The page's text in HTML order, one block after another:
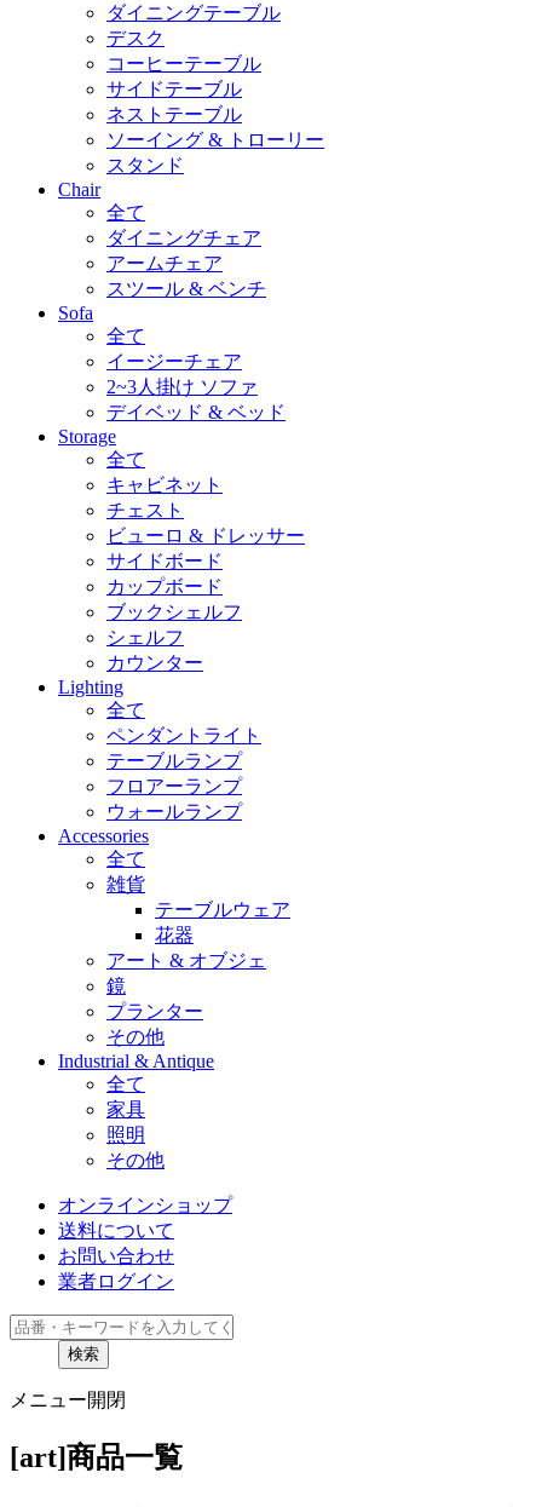
ダイニングテーブル
デスク
コーヒーテーブル
サイドテーブル
ネストテーブル
ソーイング & トローリー
スタンド
Chair
全て
ダイニングチェア
アームチェア
スツール & ベンチ
Sofa
全て
イージーチェア
2~3人掛け ソファ
デイベッド & ベッド
Storage
全て
キャビネット
チェスト
ビューロ & ドレッサー
サイドボード
カップボード
ブックシェルフ
シェルフ
カウンター
Lighting
全て
ペンダントライト
テーブルランプ
フロアーランプ
ウォールランプ
Accessories
全て
雑貨
テーブルウェア
花器
アート & オブジェ
鏡
プランター
その他
Industrial & Antique
全て
家具
照明
その他
オンラインショップ
送料について
お問い合わせ
業者ログイン
検索
メニュー開閉
[art]商品一覧